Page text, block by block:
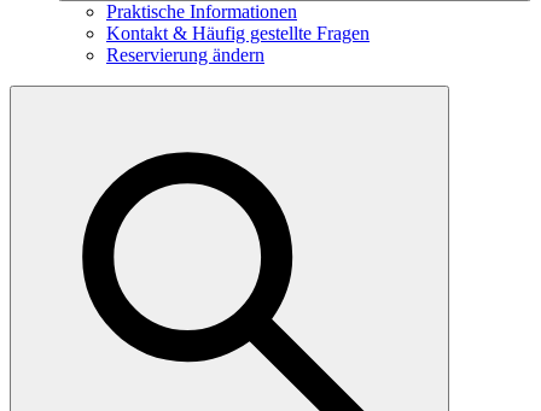
Praktische Informationen
Kontakt & Häufig gestellte Fragen
Reservierung ändern